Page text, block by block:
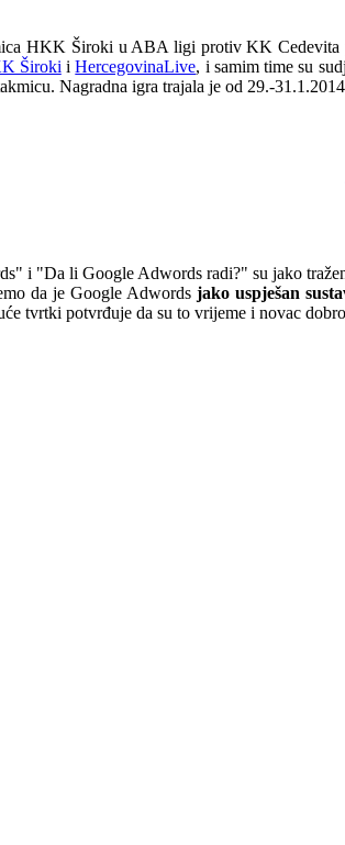
HKK Široki u ABA ligi protiv KK Cedevita
Široki iHercegovinaLive, i samim time su
Nagradna igra trajala je od 29.-
i "Da li Google Adwords radi?" su jako
da je Google Adwords jako uspješan
tvrtki potvrđuje da su to vrijeme i novac